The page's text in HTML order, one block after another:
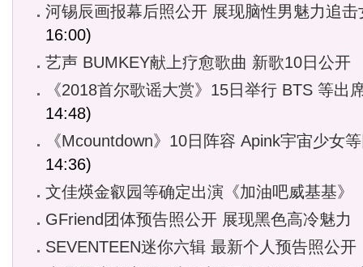
河锡辰画报幕后照公开 展现脑性男魅力追击
16:00)
艺声 BUMKEY献上疗愈歌曲 新歌10日公开
《2018首尔歌谣大赏》15日举行 BTS 等出
14:48)
《Mcountdown》10日阵容 Apink宇宙少女
14:36)
文佳煐金叡园等确定出演《加油吧威基基》
GFriend团体预告照公开 展现黑色高冷魅力
SEVENTEEN迷你六辑 最新个人预告照公开